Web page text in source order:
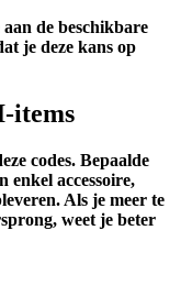
de beschikbare
je deze kans op
items
codes. Bepaalde
enkel accessoire,
Als je meer te
weet je beter